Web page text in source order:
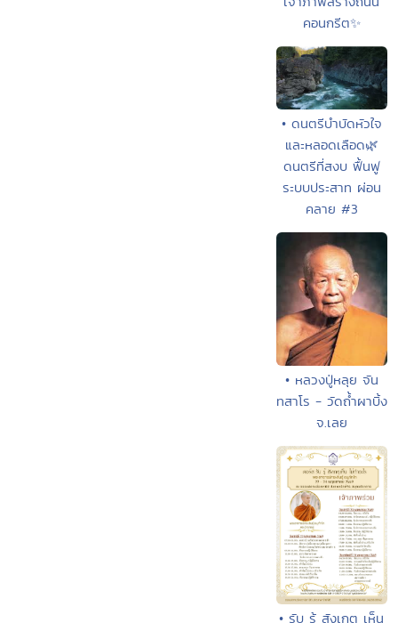
คอนกรีต✨
• ดนตรีบำบัดหัวใจ
และหลอดเลือด🌿
ดนตรีที่สงบ ฟื้นฟู
ระบบประสาท ผ่อน
คลาย #3
• หลวงปู่หลุย จัน
ทสาโร - วัดถ้ำผาบิ้ง
จ.เลย
• รับ รู้ สังเกตุ เห็น